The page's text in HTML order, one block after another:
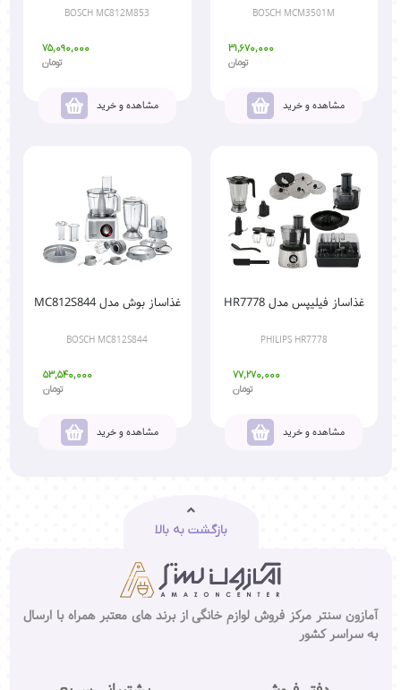
BOSCH MCM3501M
31,670,000
تومان
مشاهده و خرید
BOSCH MC812M853
75,090,000
تومان
مشاهده و خرید
غذاساز فیلیپس مدل HR7778
PHILIPS HR7778
77,270,000
تومان
مشاهده و خرید
غذاساز بوش مدل MC812S844
BOSCH MC812S844
53,540,000
تومان
مشاهده و خرید
بازگشت به بالا
آمازون سنتر مرکز فروش لوازم خانگی از برند های معتبر همراه با ارسال
به سراسر کشور